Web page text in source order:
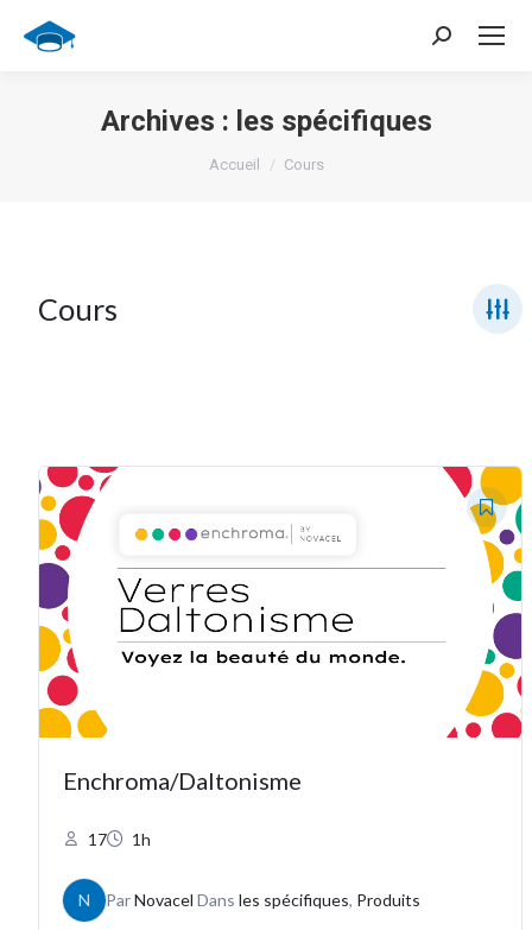
Recherche
Archives : les spécifiques
Vous êtes ici :
Accueil Cours
Cours
Enchroma/Daltonisme
17 1h
N ParNovacel Dans les spécifiques, Produits